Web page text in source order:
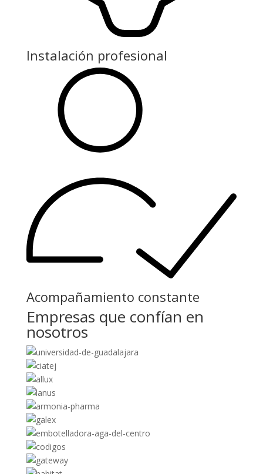
Instalación profesional
Acompañamiento constante
Empresas que confían en
nosotros